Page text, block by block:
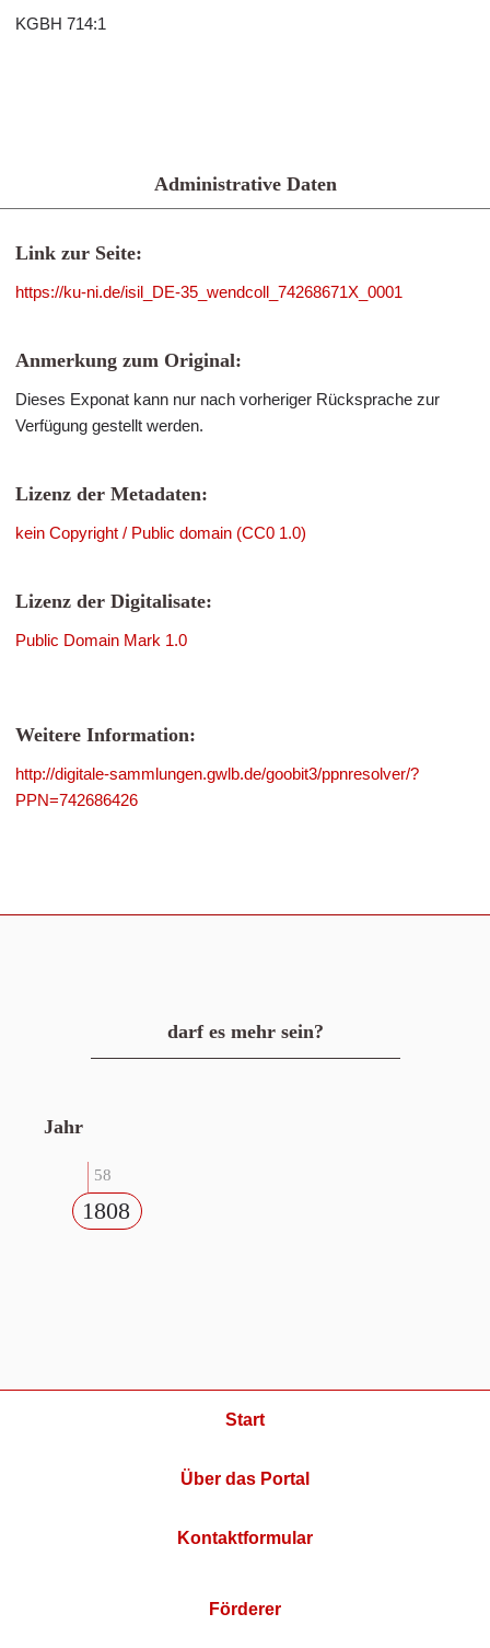
KGBH 714:1
Administrative Daten
Link zur Seite:
https://ku-ni.de/isil_DE-35_wendcoll_74268671X_0001
Anmerkung zum Original:
Dieses Exponat kann nur nach vorheriger Rücksprache zur
Verfügung gestellt werden.
Lizenz der Metadaten:
kein Copyright / Public domain (CC0 1.0)
Lizenz der Digitalisate:
Public Domain Mark 1.0
Weitere Information:
http://digitale-sammlungen.gwlb.de/goobit3/ppnresolver/?
PPN=742686426
darf es mehr sein?
Jahr
58
1808
Start
Über das Portal
Kontaktformular
Förderer